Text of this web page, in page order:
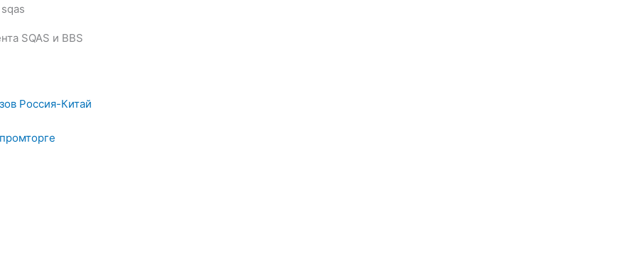
SQAS и BBS
Россия-Китай